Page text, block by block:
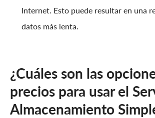
Internet. Esto puede resultar en una
datos más lenta.
¿Cuáles son las
precios para usar el
Almacenamiento